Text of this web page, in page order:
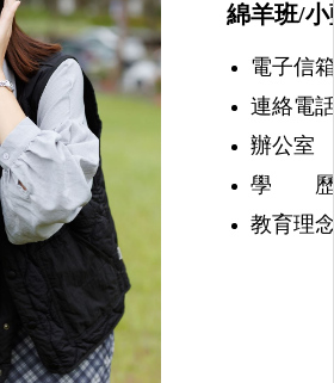
綿羊班/小
電子信
連絡電
辦公室
學 歷：
教育理